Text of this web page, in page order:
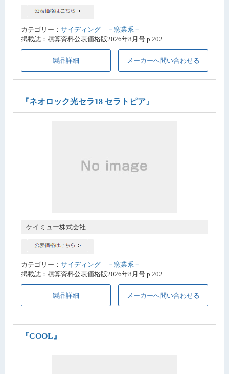
カテゴリー： サイディング －窯業系－
掲載誌：積算資料公表価格版2026年8月号 p.202
製品詳細 メーカーへ問い合わせる
『ネオロック光セラ18 セラトピア』
ケイミュー株式会社
カテゴリー： サイディング －窯業系－
掲載誌：積算資料公表価格版2026年8月号 p.202
製品詳細 メーカーへ問い合わせる
『COOL』